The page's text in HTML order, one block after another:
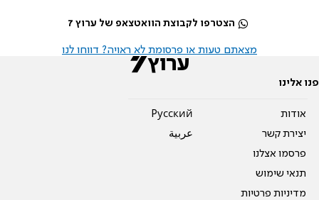
הצטרפו לקבוצת הוואטצאפ של ערוץ 7
מצאתם טעות או פרסומת לא ראויה? דווחו לנו
פנו אלינו
אודות
יצירת קשר
פרסמו אצלנו
תנאי שימוש
מדיניות פרטיות
Pусский
عربية